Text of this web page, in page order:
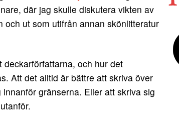
där jag skulle diskutera vikten av
ut som utifrån annan skönlitteratur
och hur det
Att det alltid är bättre att skriva över
gränserna. Eller att skriva sig